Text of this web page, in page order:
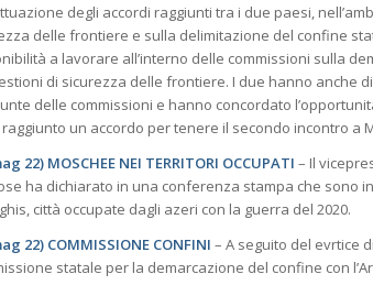
degli accordi raggiunti tra i due paesi,
delle frontiere e sulla delimitazione del confine
a lavorare all’interno delle commissioni sulla
di sicurezza delle frontiere. I due hanno anche
delle commissioni e hanno concordato
un accordo per tenere il secondo incontro a
22) MOSCHEE NEI TERRITORI OCCUPATI – Il
ha dichiarato in una conferenza stampa che sono
città occupate dagli azeri con la guerra del 2020.
22) COMMISSIONE CONFINI – A seguito del evrtice
statale per la demarcazione del confine con